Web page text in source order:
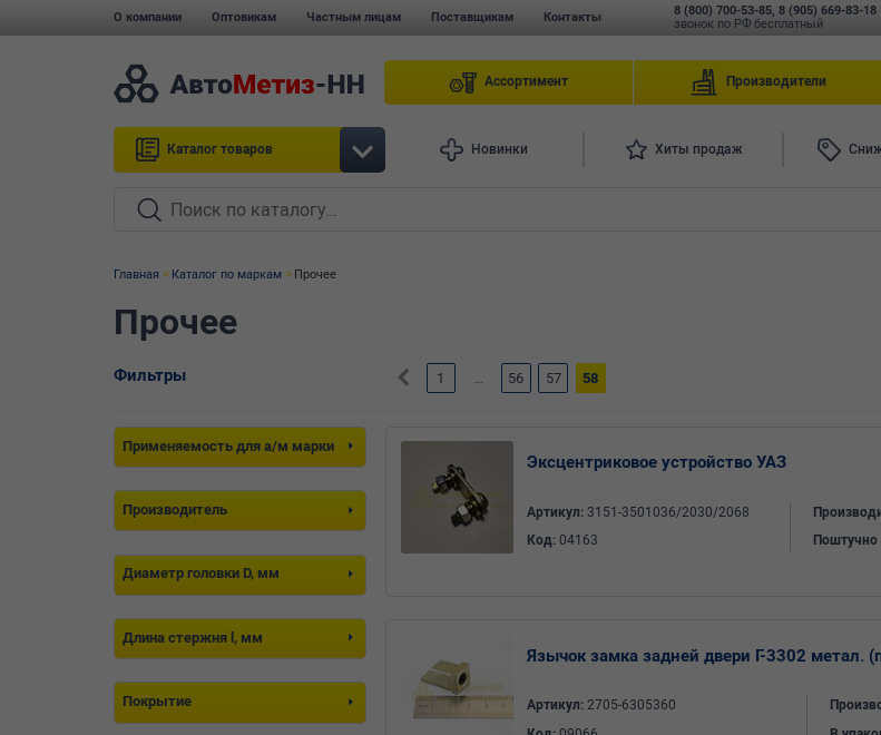
О компании Оптовикам Частным лицам Поставщикам Контакты 8 (800) 700-53-85, 8 (905) 669-83-18
звонок по РФ бесплатный
Ассортимент Производители
Каталог товаров Новинки Хиты продаж
Главная Каталог по маркам Прочее
Прочее
Фильтры 1 56 57 58
Применяемость для а/м марки
Производитель
Диаметр головки D, мм
Длина стержня l, мм
Покрытие
Эксцентриковое устройство УАЗ
Артикул: 3151-3501036/2030/2068
Код: 04163
Поштучно
Язычок замка задней двери Г-3302 метал.
Артикул: 2705-6305360